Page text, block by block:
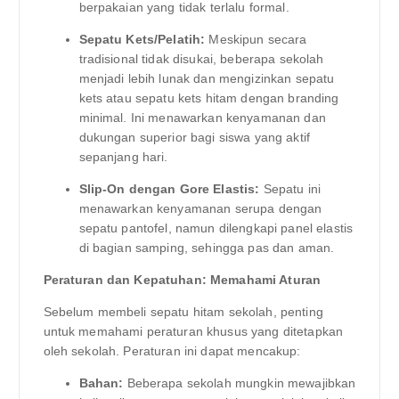
berpakaian yang tidak terlalu formal.
Sepatu Kets/Pelatih: Meskipun secara
tradisional tidak disukai, beberapa sekolah
menjadi lebih lunak dan mengizinkan sepatu
kets atau sepatu kets hitam dengan branding
minimal. Ini menawarkan kenyamanan dan
dukungan superior bagi siswa yang aktif
sepanjang hari.
Slip-On dengan Gore Elastis: Sepatu ini
menawarkan kenyamanan serupa dengan
sepatu pantofel, namun dilengkapi panel elastis
di bagian samping, sehingga pas dan aman.
Peraturan dan Kepatuhan: Memahami Aturan
Sebelum membeli sepatu hitam sekolah, penting
untuk memahami peraturan khusus yang ditetapkan
oleh sekolah. Peraturan ini dapat mencakup:
Bahan: Beberapa sekolah mungkin mewajibkan